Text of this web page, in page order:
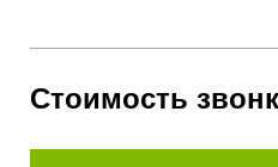
Стоимость